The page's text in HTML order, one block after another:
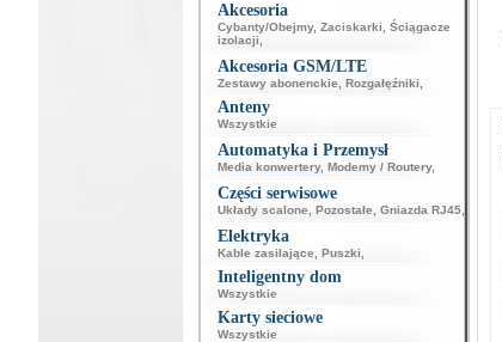
Akcesoria
Cybanty/Obejmy, Zaciskarki
Ściągacze
izolacji
Akcesoria GSM/LTE
Zestawy abonenckie Rozgałęźniki
Anteny
Wszystkie
Automatyka i Przemysł
Media konwertery, Modemy / Routery,
Części serwisowe
Układy scalone Pozostałe Gniazda RJ45,
Elektryka
Kable zasilające Puszki
Inteligentny dom
Wszystkie
Karty sieciowe
Wszystkie